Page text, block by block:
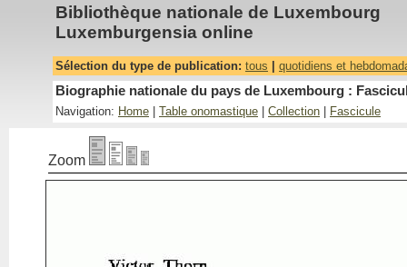
Bibliothèque nationale de Luxembourg
Luxemburgensia online
Sélection du type de publication: tous quotidiens et
Biographie nationale du pays de Luxembourg :
Navigation: Home Table onomastique Collection Fascicule
Zoom